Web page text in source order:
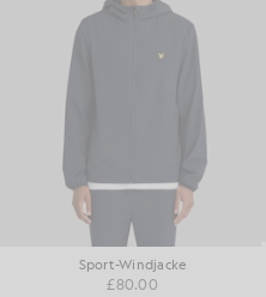
Sport-Windjacke
£80.00